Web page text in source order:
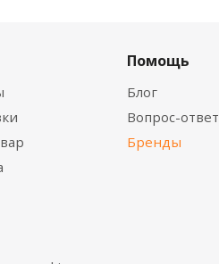
Помощь
Блог
Вопрос-ответ
Бренды